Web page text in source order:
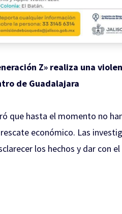
Z» realiza una
de Guadalajara
que hasta el momento no
económico. Las
los hechos y dar con